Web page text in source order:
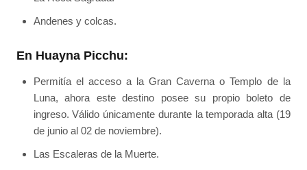
Andenes y colcas.
En Huayna Picchu:
Permitía el acceso a la Gran Caverna o Templo de la
Luna, ahora este destino posee su propio boleto de
ingreso. Válido únicamente durante la temporada alta (19
de junio al 02 de noviembre).
Las Escaleras de la Muerte.